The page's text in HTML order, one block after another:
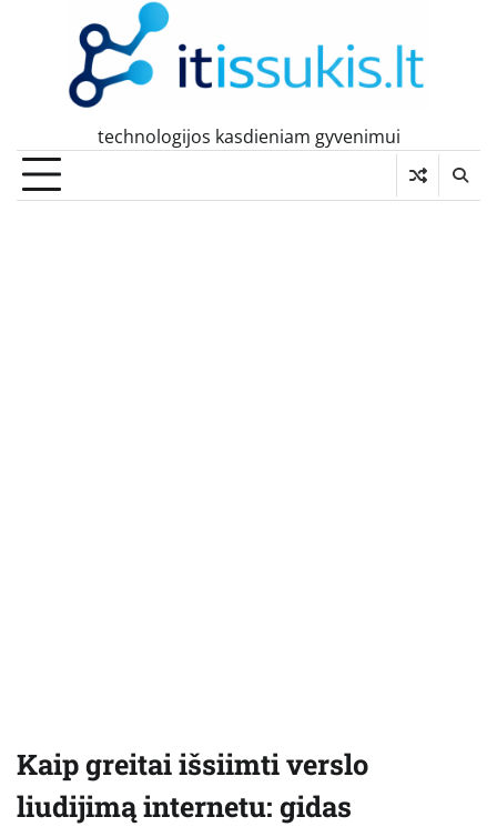
technologijos kasdieniam gyvenimui
Kaip greitai išsiimti verslo
liudijimą internetu: gidas